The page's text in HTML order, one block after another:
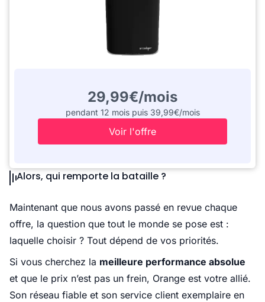
29,99€/mois
pendant 12 mois puis 39,99€/mois
Voir l'offre
Alors, qui remporte la bataille ?
Maintenant que nous avons passé en revue chaque
offre, la question que tout le monde se pose est :
laquelle choisir ? Tout dépend de vos priorités.
Si vous cherchez la meilleure performance absolue
et que le prix n’est pas un frein, Orange est votre allié.
Son réseau fiable et son service client exemplaire en